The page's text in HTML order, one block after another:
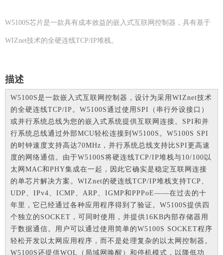
W5100S芯片是一款具有成本效益的嵌入式互联网控制器，具有基于
WIZnet技术的全硬连线TCP/IP堆栈。
描述
W5100S是一款嵌入式互联网控制器，设计为采用WIZnet技术
的全硬连线TCP/IP。W5100S通过使用SPI（串行外设接口）
或并行系统总线为您的嵌入式系统提供互联网连接。SPI和并
行系统总线通过外部MCU轻松连接到W5100S。W5100S SPI
的时钟速度支持高达70MHz，并行系统总线支持比SPI更高速
度的网络通信。由于W5100S将硬连线TCP/IP堆栈与10/100以
太网MAC和PHY集成在一起，因此它确实是稳定互联网连接
的单芯片解决方案。WIZnet的硬连线TCP/IP堆栈支持TCP、
UDP、IPv4、ICMP、ARP、IGMP和PPPoE——在过去的十
年里，它已经通过各种应用程序得到了验证。W5100S提供四
个独立的SOCKET，可同时使用，并提供16KB内部存储器用
于数据通信。用户可以通过使用简单的W5100S SOCKET程序
轻松开发以太网应用程序，而不是处理复杂的以太网控制器。
W5100S还提供WOL（局域网唤醒）和停机模式，以降低功